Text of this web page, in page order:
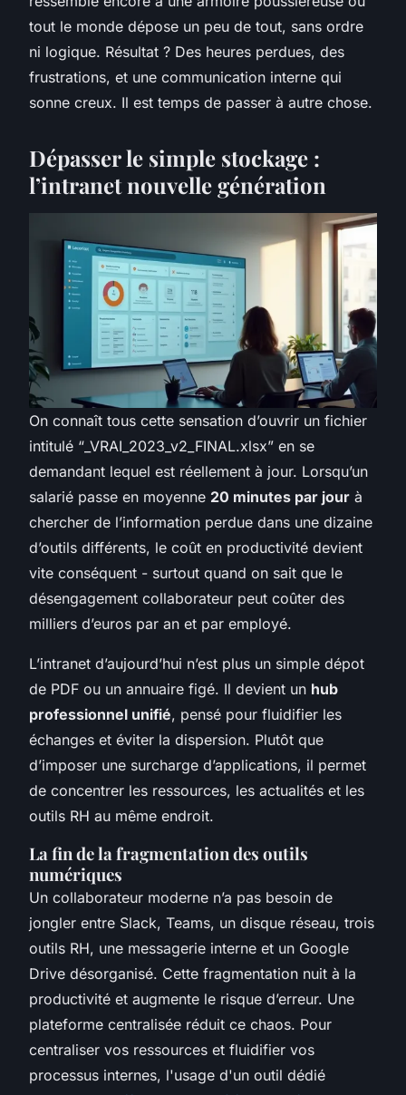
tout le monde dépose un peu de tout, sans ordre
ni logique. Résultat ? Des heures perdues, des
frustrations, et une communication interne qui
sonne creux. Il est temps de passer à autre chose.
Dépasser le simple stockage :
l’intranet nouvelle génération
On connaît tous cette sensation d’ouvrir un fichier
intitulé “_VRAI_2023_v2_FINAL.xlsx” en se
demandant lequel est réellement à jour. Lorsqu’un
salarié passe en moyenne 20 minutes par jour à
chercher de l’information perdue dans une dizaine
d’outils différents, le coût en productivité devient
vite conséquent - surtout quand on sait que le
désengagement collaborateur peut coûter des
milliers d’euros par an et par employé.
L’intranet d’aujourd’hui n’est plus un simple dépot
de PDF ou un annuaire figé. Il devient un hub
professionnel unifié, pensé pour fluidifier les
échanges et éviter la dispersion. Plutôt que
d’imposer une surcharge d’applications, il permet
de concentrer les ressources, les actualités et les
outils RH au même endroit.
La fin de la fragmentation des outils
numériques
Un collaborateur moderne n’a pas besoin de
jongler entre Slack, Teams, un disque réseau, trois
outils RH, une messagerie interne et un Google
Drive désorganisé. Cette fragmentation nuit à la
productivité et augmente le risque d’erreur. Une
plateforme centralisée réduit ce chaos. Pour
centraliser vos ressources et fluidifier vos
processus internes, l'usage d'un outil dédié